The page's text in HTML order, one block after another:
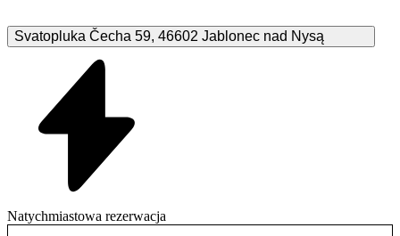
Svatopluka Čecha 59, 46602 Jablonec nad Nysą
Natychmiastowa rezerwacja